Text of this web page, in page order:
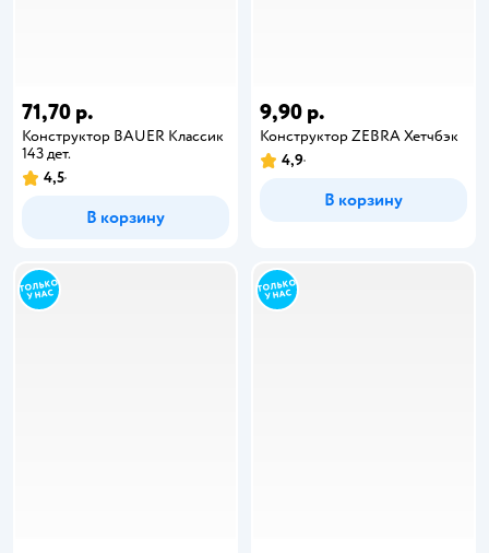
71,70 р.
Конструктор BAUER Классик
143 дет.
4,5
В корзину
9,90 р.
Конструктор ZEBRA Хетчбэк
4,9
В корзину